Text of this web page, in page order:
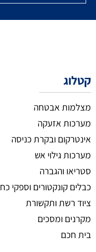
קטלוג
מצלמות אבטחה
מערכות אזעקה
אינטרקום ובקרת כניסה
מערכות גילוי אש
סטריאו והגברה
כבלים קונקטורים וספקי כח
ציוד רשת ותקשורת
מקרנים ומסכים
בית חכם